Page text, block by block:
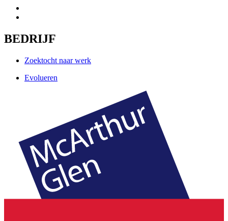
BEDRIJF
Zoektocht naar werk
Evolueren